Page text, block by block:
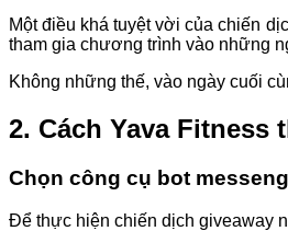
Một điều khá tuyệt vời của chiến
tham gia chương trình vào những
Không những thế, vào ngày cuối
2. Cách Yava
Chọn công cụ bot
Để thực hiện chiến dịch giveaway